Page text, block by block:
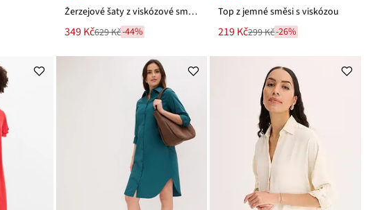
Žerzejové šaty z viskózové směsi, s ramenními vycpávkami
Nová
je
349 Kč
Zlevněno629 Kč-44%
Top z jemné směsi s viskózou
Nová
je
219 Kč
Zlevněno299 Kč-26%